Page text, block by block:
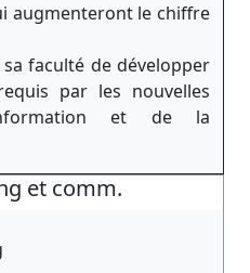
augmenteront le chiffre
faculté de développer
par les nouvelles
et de la
et comm.